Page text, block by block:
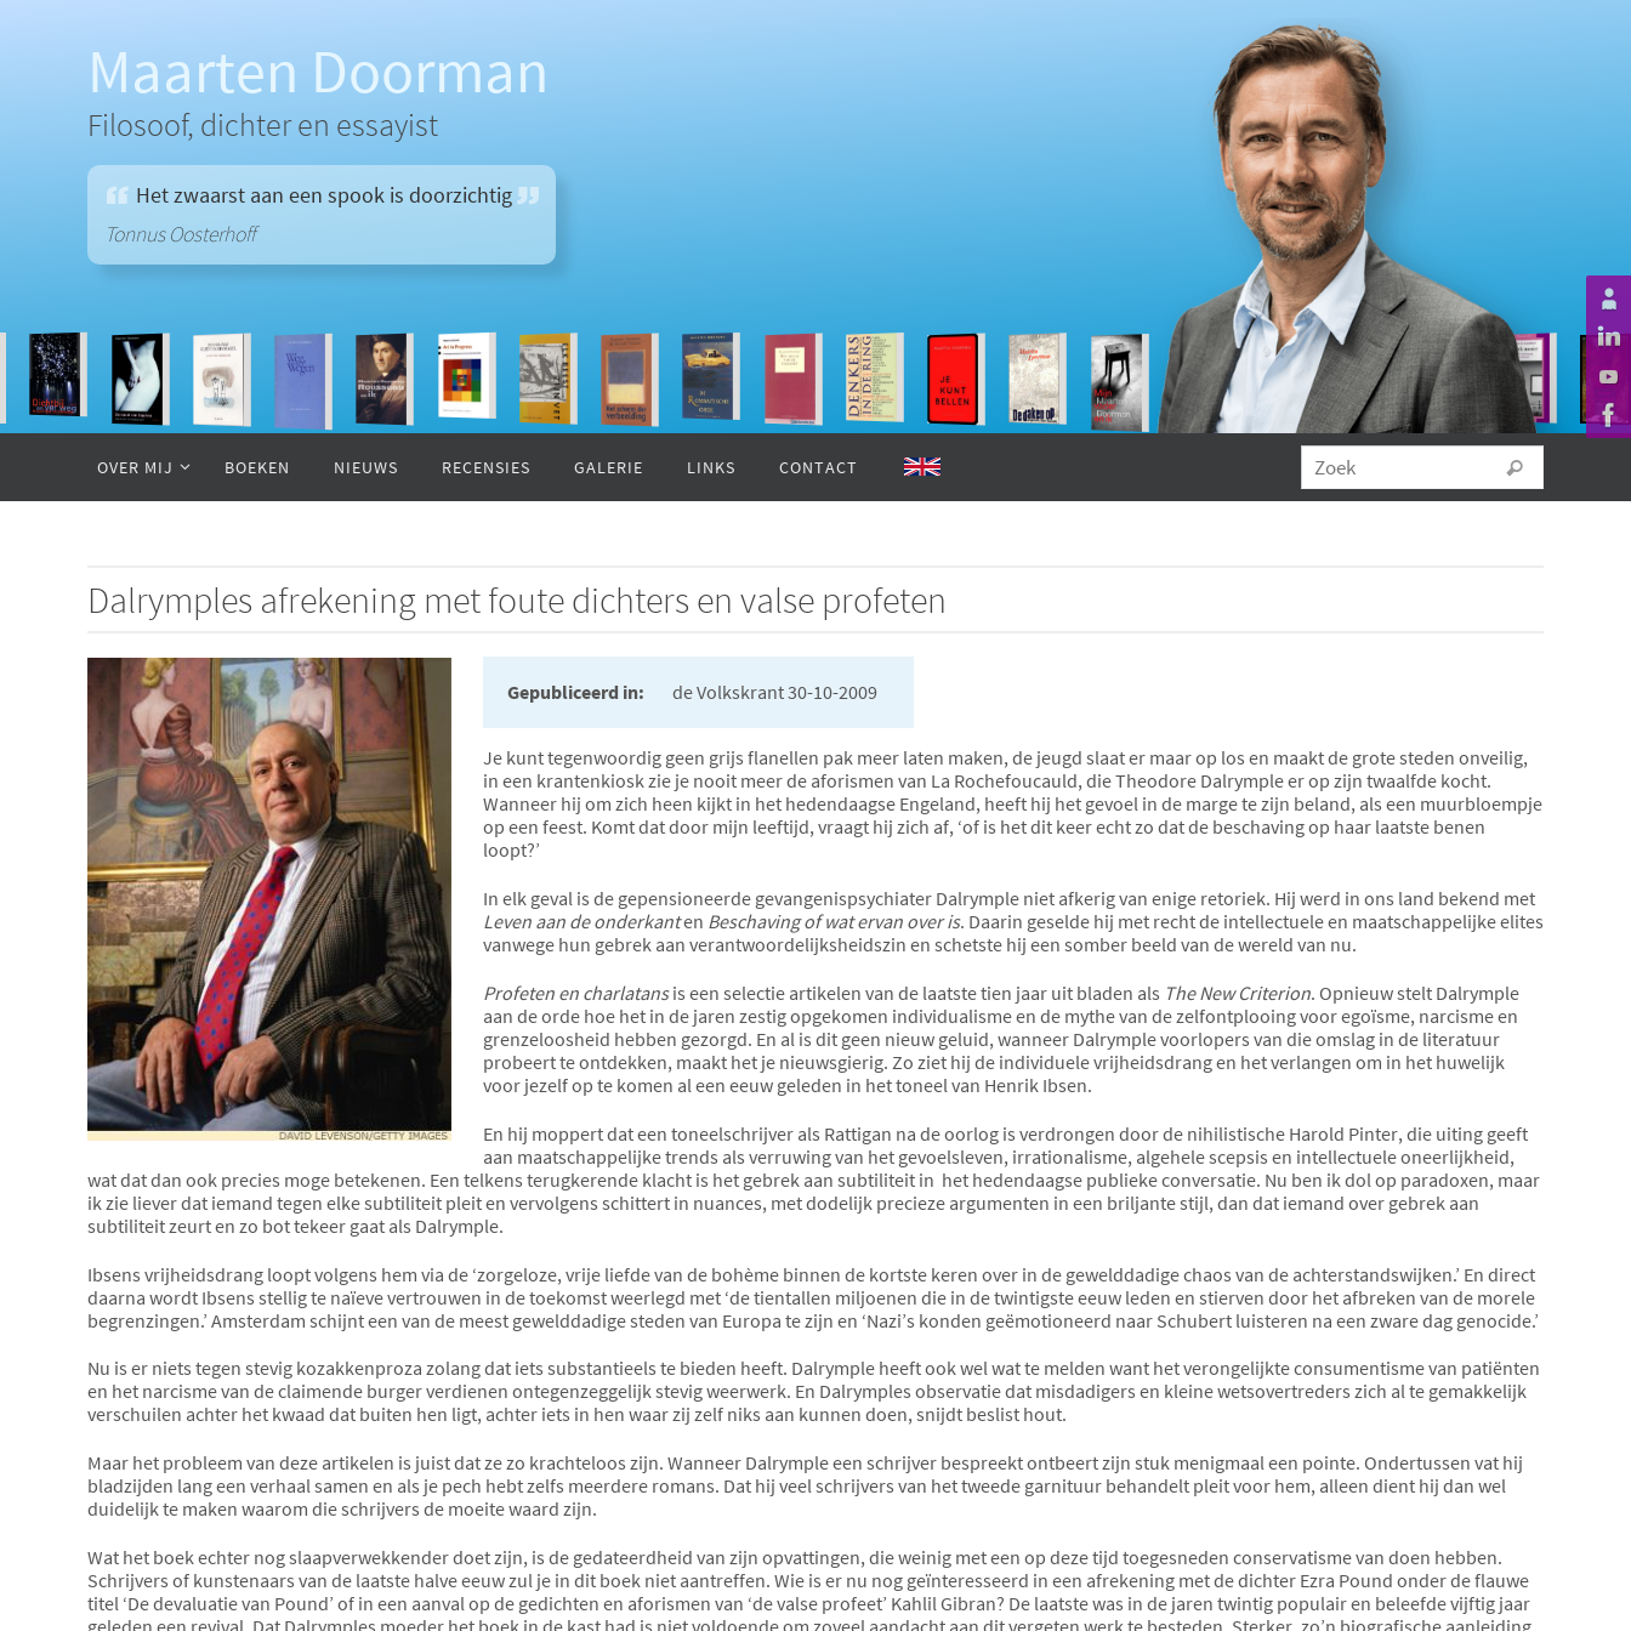
Maarten Doorman
Filosoof, dichter en essayist
Het zwaarst aan een spook is doorzichtig
Tonnus Oosterhoff
inhoud
OVER MIJ BOEKEN NIEUWS RECENSIES GALERIE LINKS CONTACT Zoek
Dalrymples afrekening met foute dichters en valse profeten
Gepubliceerd in: de Volkskrant 30-10-2009
Je kunt tegenwoordig geen grijs flanellen pak meer laten maken, de jeugd slaat er maar op los en maakt de grote steden onveilig,
in een krantenkiosk zie je nooit meer de aforismen van La Rochefoucauld, die Theodore Dalrymple er op zijn twaalfde kocht.
Wanneer hij om zich heen kijkt in het hedendaagse Engeland, heeft hij het gevoel in de marge te zijn beland, als een muurbloempje
op een feest. Komt dat door mijn leeftijd, vraagt hij zich af, ‘of is het dit keer echt zo dat de beschaving op haar laatste benen
loopt?’
In elk geval is de gepensioneerde gevangenispsychiater Dalrymple niet afkerig van enige retoriek. Hij werd in ons land bekend met
Leven aan de onderkanten Beschaving of wat ervan over is. Daarin geselde hij met recht de intellectuele en maatschappelijke elites
vanwege hun gebrek aan verantwoordelijksheidszin en schetste hij een somber beeld van de wereld van nu.
Profeten en charlatansis een selectie artikelen van de laatste tien jaar uit bladen als The New Criterion. Opnieuw stelt Dalrymple
aan de orde hoe het in de jaren zestig opgekomen individualisme en de mythe van de zelfontplooing voor egoïsme, narcisme en
grenzeloosheid hebben gezorgd. En al is dit geen nieuw geluid, wanneer Dalrymple voorlopers van die omslag in de literatuur
probeert te ontdekken, maakt het je nieuwsgierig. Zo ziet hij de individuele vrijheidsdrang en het verlangen om in het huwelijk
voor jezelf op te komen al een eeuw geleden in het toneel van Henrik Ibsen.
En hij moppert dat een toneelschrijver als Rattigan na de oorlog is verdrongen door de nihilistische Harold Pinter, die uiting geeft
aan maatschappelijke trends als verruwing van het gevoelsleven, irrationalisme, algehele scepsis en intellectuele oneerlijkheid,
wat dat dan ook precies moge betekenen. Een telkens terugkerende klacht is het gebrek aan subtiliteit in het hedendaagse publieke conversatie. Nu ben ik dol op paradoxen, maar
ik zie liever dat iemand tegen elke subtiliteit pleit en vervolgens schittert in nuances, met dodelijk precieze argumenten in een briljante stijl, dan dat iemand over gebrek aan
subtiliteit zeurt en zo bot tekeer gaat als Dalrymple.
Ibsens vrijheidsdrang loopt volgens hem via de ‘zorgeloze, vrije liefde van de bohème binnen de kortste keren over in de gewelddadige chaos van de achterstandswijken.’ En direct
daarna wordt Ibsens stellig te naïeve vertrouwen in de toekomst weerlegd met ‘de tientallen miljoenen die in de twintigste eeuw leden en stierven door het afbreken van de morele
begrenzingen.’ Amsterdam schijnt een van de meest gewelddadige steden van Europa te zijn en ‘Nazi’s konden geëmotioneerd naar Schubert luisteren na een zware dag genocide.’
Nu is er niets tegen stevig kozakkenproza zolang dat iets substantieels te bieden heeft. Dalrymple heeft ook wel wat te melden want het verongelijkte consumentisme van patiënten
en het narcisme van de claimende burger verdienen ontegenzeggelijk stevig weerwerk. En Dalrymples observatie dat misdadigers en kleine wetsovertreders zich al te gemakkelijk
verschuilen achter het kwaad dat buiten hen ligt, achter iets in hen waar zij zelf niks aan kunnen doen, snijdt beslist hout.
Maar het probleem van deze artikelen is juist dat ze zo krachteloos zijn. Wanneer Dalrymple een schrijver bespreekt ontbeert zijn stuk menigmaal een pointe. Ondertussen vat hij
bladzijden lang een verhaal samen en als je pech hebt zelfs meerdere romans. Dat hij veel schrijvers van het tweede garnituur behandelt pleit voor hem, alleen dient hij dan wel
duidelijk te maken waarom die schrijvers de moeite waard zijn.
Wat het boek echter nog slaapverwekkender doet zijn, is de gedateerdheid van zijn opvattingen, die weinig met een op deze tijd toegesneden conservatisme van doen hebben.
Schrijvers of kunstenaars van de laatste halve eeuw zul je in dit boek niet aantreffen. Wie is er nu nog geïnteresseerd in een afrekening met de dichter Ezra Pound onder de flauwe
titel ‘De devaluatie van Pound’ of in een aanval op de gedichten en aforismen van ‘de valse profeet’ Kahlil Gibran? De laatste was in de jaren twintig populair en beleefde vijftig jaar
geleden een revival. Dat Dalrymples moeder het boek in de kast had is niet voldoende om zoveel aandacht aan dit vergeten werk te besteden. Sterker, zo’n biografische aanleiding